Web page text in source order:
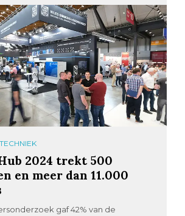
2024 trekt 500
en meer dan 11.000
gaf 42% van de